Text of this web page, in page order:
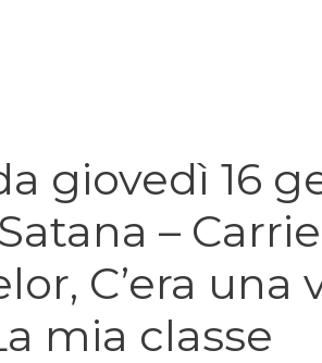
giovedì 16
–
C’era una
mia classe